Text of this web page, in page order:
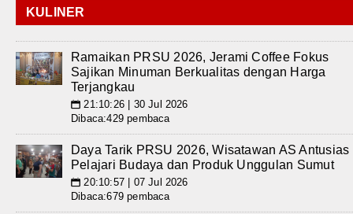
KULINER
Ramaikan PRSU 2026, Jerami Coffee Fokus
Sajikan Minuman Berkualitas dengan Harga
Terjangkau
📅 21:10:26 | 30 Jul 2026
Dibaca:429 pembaca
Daya Tarik PRSU 2026, Wisatawan AS Antusias
Pelajari Budaya dan Produk Unggulan Sumut
📅 20:10:57 | 07 Jul 2026
Dibaca:679 pembaca